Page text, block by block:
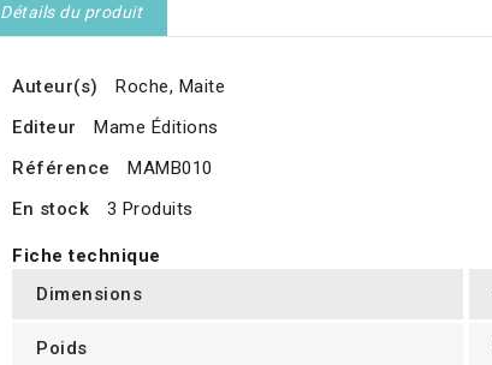
Détails du produit
Auteur(s)
Roche, Maite
Editeur
Mame Éditions
Référence
MAMB010
En stock
3 Produits
Fiche technique
Dimensions
Poids